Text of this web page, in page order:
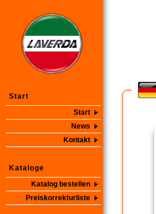
Start
Start
News
Kontakt
Kataloge
Katalog bestellen
Preiskorrekturliste